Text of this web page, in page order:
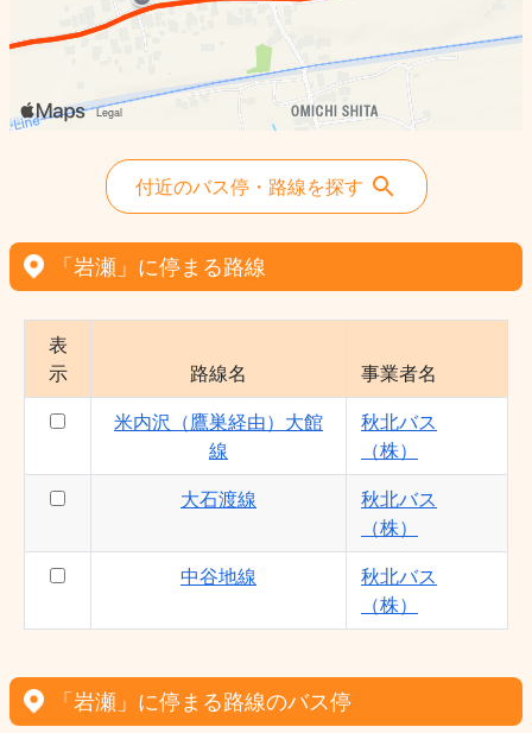
付近のバス停・路線を探す
「岩瀬」に停まる路線
表
示
路線名 事業者名
米内沢（鷹巣経由）大館
線
秋北バス
（株）
大石渡線
秋北バス
（株）
中谷地線
秋北バス
（株）
「岩瀬」に停まる路線のバス停